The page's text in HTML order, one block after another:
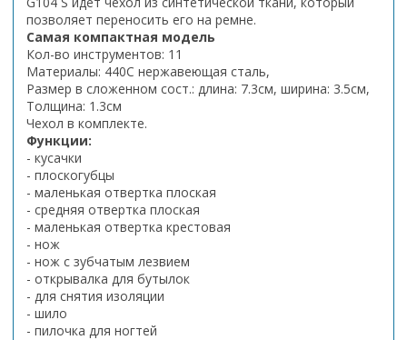
позволяет переносить его на ремне.
Самая компактная модель
Кол-во инструментов: 11
Материалы: 440C нержавеющая сталь,
Размер в сложенном сост.: длина: 7.3см, ширина: 3.5см,
Толщина: 1.3см
Чехол в комплекте.
Функции:
- кусачки
- плоскогубцы
- маленькая отвертка плоская
- средняя отвертка плоская
- маленькая отвертка крестовая
- нож
- нож с зубчатым лезвием
- открывалка для бутылок
- для снятия изоляции
- шило
- пилочка для ногтей